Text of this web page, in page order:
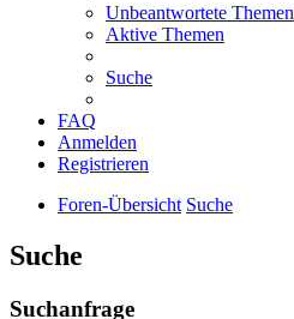
Unbeantwortete Themen
Aktive Themen
Suche
FAQ
Anmelden
Registrieren
Foren-Übersicht Suche
Suche
Suchanfrage